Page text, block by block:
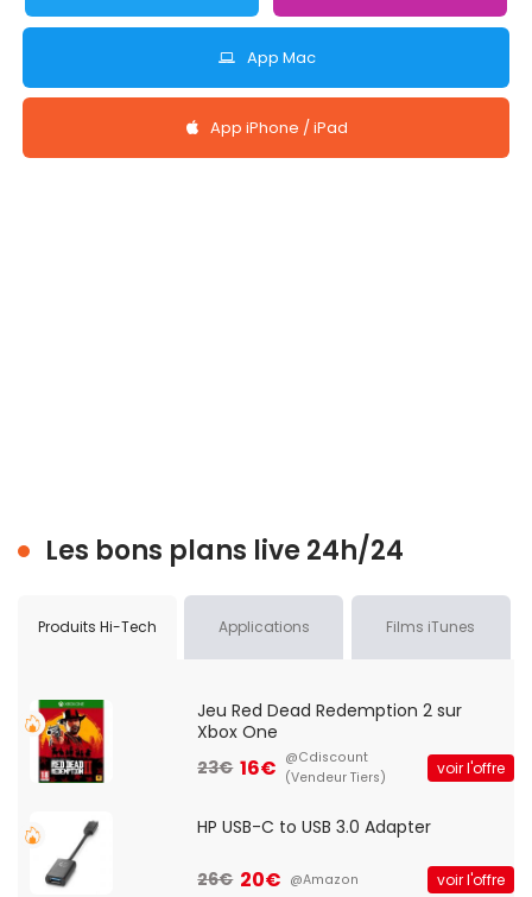
App Mac
App iPhone / iPad
Les bons plans live 24h/24
Produits Hi-Tech Applications Films iTunes
Jeu Red Dead Redemption 2 sur
Xbox One
23€ 16€ @Cdiscount
(Vendeur Tiers)
voir l'offre
HP USB-C to USB 3.0 Adapter
26€ 20€ @Amazon voir l'offre